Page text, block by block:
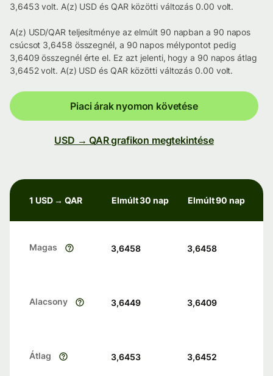
3,6453 volt. A(z) USD és QAR közötti változás 0.00 volt.
A(z) USD/QAR teljesítménye az elmúlt 90 napban a 90 napos
csúcsot 3,6458 összegnél, a 90 napos mélypontot pedig
3,6409 összegnél érte el. Ez azt jelenti, hogy a 90 napos átlag
3,6452 volt. A(z) USD és QAR közötti változás 0.00 volt.
Piaci árak nyomon követése
USD → QAR grafikon megtekintése
1 USD → QAR Elmúlt 30 nap Elmúlt 90 nap
Magas 3,6458 3,6458
Alacsony 3,6449 3,6409
Átlag 3,6453 3,6452